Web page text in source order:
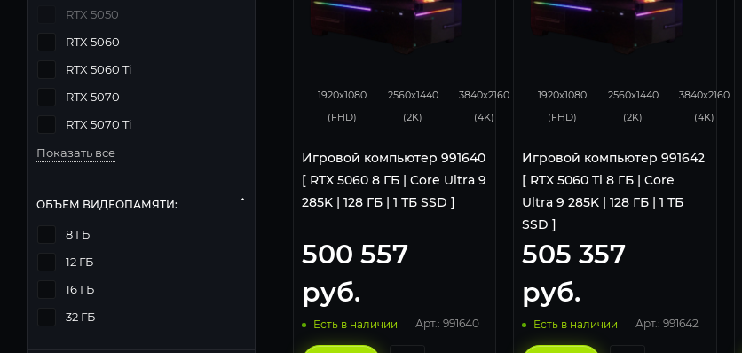
1920x1080
(FHD)
2560x1440
(2K)
3840x2160
(4K)
Игровой компьютер 991640
[ RTX 5060 8 ГБ | Core Ultra 9
285K | 128 ГБ | 1 ТБ SSD ]
500 557
руб.
Есть в наличии Арт.: 991640
1920x1080
(FHD)
2560x1440
(2K)
3840x2160
(4K)
Игровой компьютер 991642
[ RTX 5060 Ti 8 ГБ | Core
Ultra 9 285K | 128 ГБ | 1 ТБ
SSD ]
505 357
руб.
Есть в наличии Арт.: 991642
RTX 5050
RTX 5060
RTX 5060 Ti
RTX 5070
RTX 5070 Ti
Показать все
ОБЪЕМ ВИДЕОПАМЯТИ:
8 ГБ
12 ГБ
16 ГБ
32 ГБ